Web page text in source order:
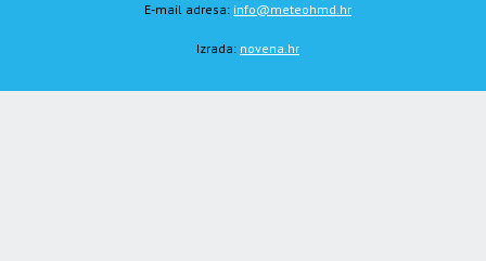
E-mail adresa: info@meteohmd.hr
Izrada: novena.hr